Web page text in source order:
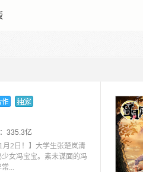
335.3亿
月2日！】大学生张楚岚清
女冯宝宝。素未谋面的冯
常...